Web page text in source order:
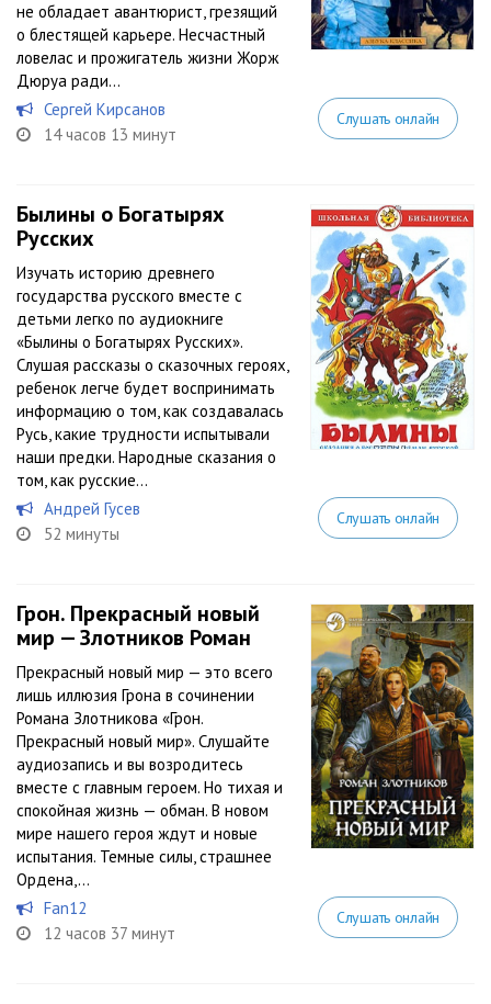
не обладает авантюрист, грезящий
о блестящей карьере. Несчастный
ловелас и прожигатель жизни Жорж
Дюруа ради...
Сергей Кирсанов
14 часов 13 минут
Слушать онлайн
Былины о Богатырях
Русских
Изучать историю древнего
государства русского вместе с
детьми легко по аудиокниге
«Былины о Богатырях Русских».
Слушая рассказы о сказочных героях,
ребенок легче будет воспринимать
информацию о том, как создавалась
Русь, какие трудности испытывали
наши предки. Народные сказания о
том, как русские...
Андрей Гусев
52 минуты
Слушать онлайн
Грон. Прекрасный новый
мир — Злотников Роман
Прекрасный новый мир — это всего
лишь иллюзия Грона в сочинении
Романа Злотникова «Грон.
Прекрасный новый мир». Слушайте
аудиозапись и вы возродитесь
вместе с главным героем. Но тихая и
спокойная жизнь — обман. В новом
мире нашего героя ждут и новые
испытания. Темные силы, страшнее
Ордена,...
Fan12
12 часов 37 минут
Слушать онлайн